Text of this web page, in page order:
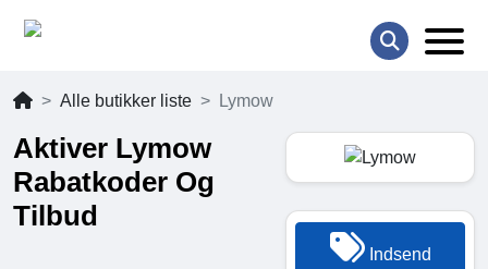
Alle butikker liste Lymow
Aktiver Lymow
Rabatkoder Og
Tilbud
Indsend